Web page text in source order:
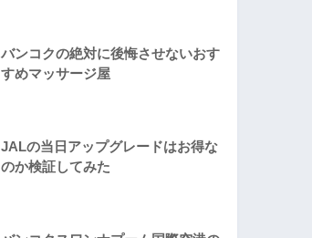
バンコクの絶対に後悔させないおす
すめマッサージ屋
JALの当日アップグレードはお得な
のか検証してみた